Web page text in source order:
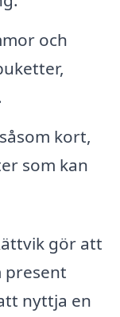
och
kort,
som kan
gör att
present
nyttja en